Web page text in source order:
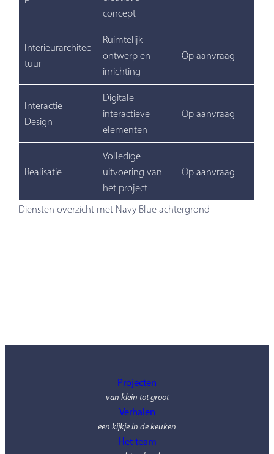
concept
Interieurarchitec
tuur
Ruimtelijk
ontwerp en
inrichting
Op aanvraag
Interactie
Design
Digitale
interactieve
elementen
Op aanvraag
Realisatie
Volledige
uitvoering van
het project
Op aanvraag
Diensten overzicht met Navy Blue achtergrond
Projecten
van klein tot groot
Verhalen
een kijkje in de keuken
Het team